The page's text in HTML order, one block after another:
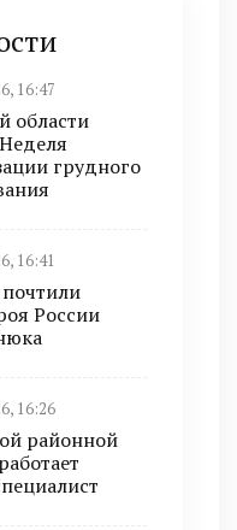
16:47
области
грудного
16:41
России
16:26
районной